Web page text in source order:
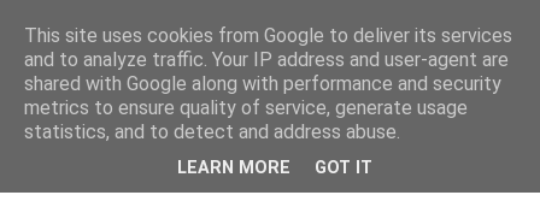
This site uses cookies from Google to deliver its services
and to analyze traffic. Your IP address and user-agent are
shared with Google along with performance and security
metrics to ensure quality of service, generate usage
statistics, and to detect and address abuse.
LEARN MORE GOT IT